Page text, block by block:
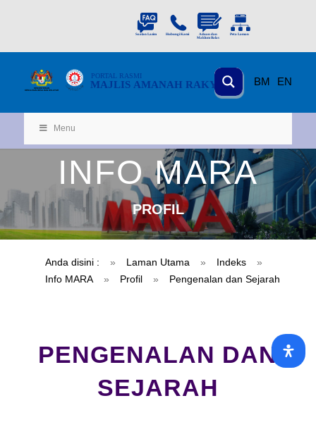
BM EN
MAJLIS AMANAH RAKYAT
PORTAL RASMI
KEMENTERIAN
KEMAJUAN DESA DAN WILA YAH
Menu
INFO MARA
PROFIL
Anda disini : » Laman Utama » Indeks
»
Info MARA
» Profil » Pengenalan dan Sejarah
PENGENALAN DAN
SEJARAH